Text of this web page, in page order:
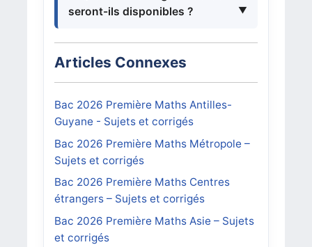
seront-ils disponibles ?
Articles Connexes
Bac 2026 Première Maths Antilles-
Guyane - Sujets et corrigés
Bac 2026 Première Maths Métropole –
Sujets et corrigés
Bac 2026 Première Maths Centres
étrangers – Sujets et corrigés
Bac 2026 Première Maths Asie – Sujets
et corrigés